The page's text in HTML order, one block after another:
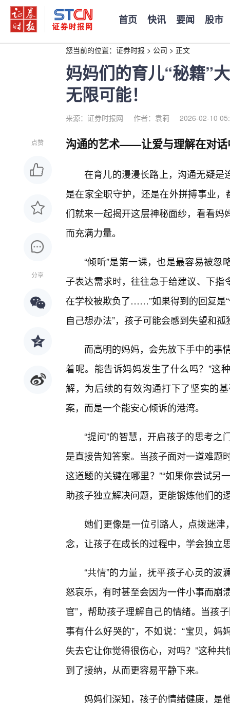
首页 快讯 要闻 股市
您当前的位置： 证券时报 > 公司 > 正文
妈妈们的育儿“秘籍”
无限可能！
来源：证券时报网 作者：袁莉 2026-02-10
点赞
分享
沟通的艺术——让爱与理解在对话
在育儿的漫漫长路上，沟通无疑是
是在家全职守护，还是在外拼搏事业
们就来一起揭开这层神秘面纱，看看
而充满力量。
“倾听”是第一课，也是最容易被
子表达需求时，往往急于给建议、下指
在学校被欺负了……”如果得到的回复是
自己想办法”，孩子可能会感到失望和
而高明的妈妈，会先放下手中的事
着呢。能告诉妈妈发生了什么吗？”这
解，为后续的有效沟通打下了坚实的
案，而是一个能安心倾诉的港湾。
“提问”的智慧，开启孩子的思考
是直接告知答案。当孩子面对一道难题
这道题的关键在哪里？”“如果你尝试另
助孩子独立解决问题，更能锻炼他们的
她们更像是一位引路人，点拨迷津
念，让孩子在成长的过程中，学会独立
“共情”的力量，抚平孩子心灵的
怒哀乐，有时甚至会因为一件小事而崩
官”，帮助孩子理解自己的情绪。当孩
事有什么好哭的”，不如说：“宝贝，
失去它让你觉得很伤心，对吗？”这种
到了接纳，从而更容易平静下来。
妈妈们深知，孩子的情绪健康，是